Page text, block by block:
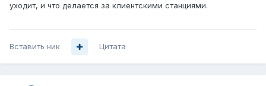
уходит, и что делается за клиентскими станциями.
Вставить ник Цитата